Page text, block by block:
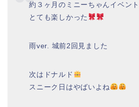
約３ヶ月のミニーちゃんイベント
とても楽しかった
雨ver. 城前2回見ました
次はドナルド
スニーク日はやばいよね